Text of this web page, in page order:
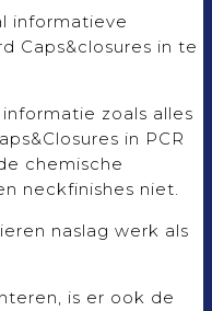
informatieve
Caps&closures in te
zoals alles
in PCR
chemische
neckfinishes niet.
naslag werk als
is er ook de